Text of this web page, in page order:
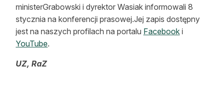
ministerGrabowski i dyrektor Wasiak informowali 8
stycznia na konferencji prasowej.Jej zapis dostępny
jest na naszych profilach na portalu Facebook i
YouTube.
UZ, RaZ